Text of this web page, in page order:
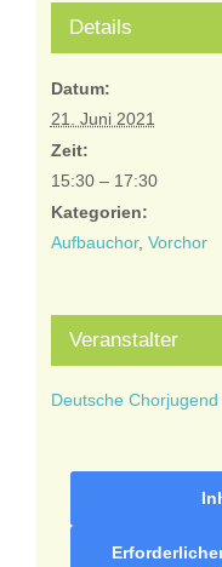
Details
Datum:
21. Juni 2021
Zeit:
15:30 – 17:30
Kategorien:
Aufbauchor, Vorchor
Veranstalter
Deutsche Chorjugend